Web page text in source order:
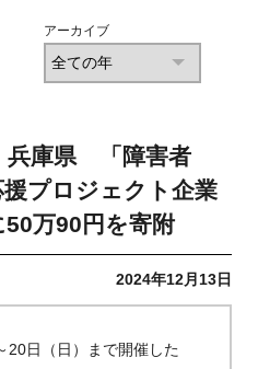
アーカイブ
兵庫県 「障害者
援プロジェクト企業
万90円を寄附
2024年12月13日
日（日）まで開催した